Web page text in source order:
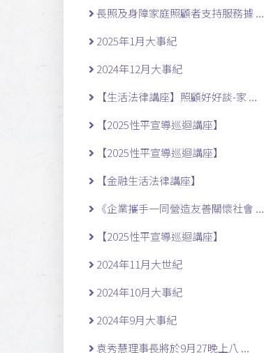
長照及身障家庭照顧者支持服務據 ...
2025年1月大事紀
2024年12月大事紀
【生活法律講座】照顧好好談-家 ...
【2025性平宣導巡迴講座】
【2025性平宣導巡迴講座】
【金融生活法律講座】
《企業攜手一同營造友善關懷社會 ...
【2025性平宣導巡迴講座】
2024年11月大世紀
2024年10月大事紀
2024年9月大事紀
袁秀慧理事長將於9月27晚上八 ...